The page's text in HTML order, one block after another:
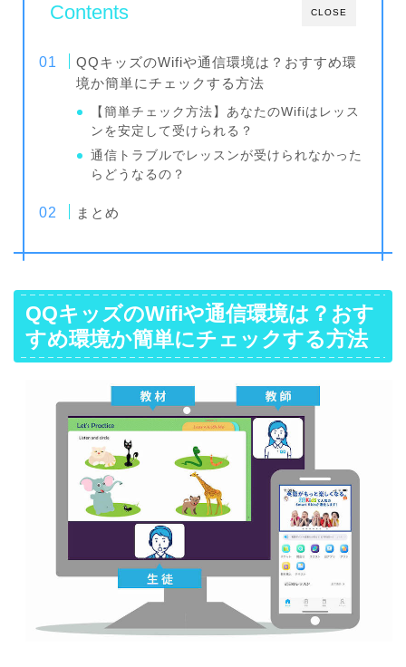
CLOSE
Contents
QQキッズのWifiや通信環境は？おすすめ環
境か簡単にチェックする方法
【簡単チェック方法】あなたのWifiはレッス
ンを安定して受けられる？
通信トラブルでレッスンが受けられなかった
らどうなるの？
まとめ
QQキッズのWifiや通信環境は？おす
すめ環境か簡単にチェックする方法